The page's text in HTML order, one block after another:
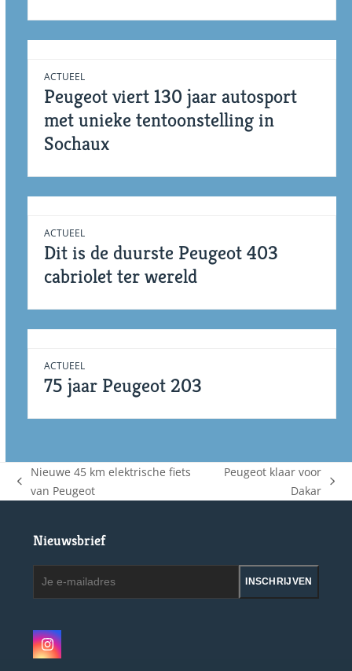
Peugeot viert 130 jaar autosport
met unieke tentoonstelling in
Sochaux
ACTUEEL
Dit is de duurste Peugeot 403
cabriolet ter wereld
ACTUEEL
75 jaar Peugeot 203
ACTUEEL
previous
Nieuwe 45 km elektrische fiets
van Peugeot
Peugeot klaar voor
Dakar
Nieuwsbrief
INSCHRIJVEN
Instagram